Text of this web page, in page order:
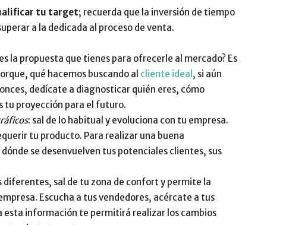
tu target; recuerda que la inversión de tiempo
a la dedicada al proceso de venta.
la propuesta que tienes para ofrecerle al mercado? Es
qué hacemos buscando al cliente ideal , si aún
dedícate a diagnosticar quién eres, cómo
tu proyección para el futuro.
: sal de lo habitual y evoluciona con tu empresa.
tu producto. Para realizar una buena
se desenvuelven tus potenciales clientes, sus
diferentes, sal de tu zona de confort y permite la
Escucha a tus vendedores, acércate a tus
esta información te permitirá realizar los cambios